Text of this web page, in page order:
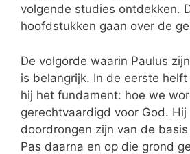
volgende studies ontdekken.
hoofdstukken gaan over de
De volgorde waarin Paulus
is belangrijk. In de eerste
hij het fundament: hoe we
gerechtvaardigd voor God.
doordrongen zijn van de
Pas daarna en op die grond